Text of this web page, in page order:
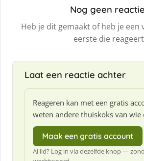
Nog geen
Heb je dit gemaakt of heb je een
eerste die
Laat een reactie achter
Reageren kan met een gratis
weten andere thuiskoks van wie
Maak een gratis account
Al lid? Log in via dezelfde knop —